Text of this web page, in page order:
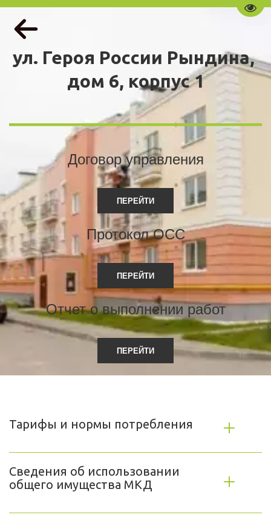
ул. Героя России Рындина,
дом 6, корпус 1
Договор управления
ПЕРЕЙТИ
Протокол ОСС
ПЕРЕЙТИ
Отчет о выполнении работ
ПЕРЕЙТИ
Тарифы и нормы потребления
Сведения об использовании
общего имущества МКД